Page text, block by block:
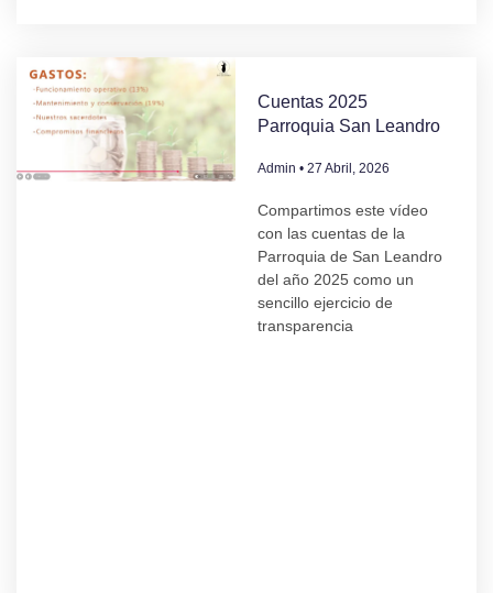
Cuentas 2025
Parroquia San Leandro
Admin 27 Abril, 2026
Compartimos este vídeo
con las cuentas de la
Parroquia de San Leandro
del año 2025 como un
sencillo ejercicio de
transparencia